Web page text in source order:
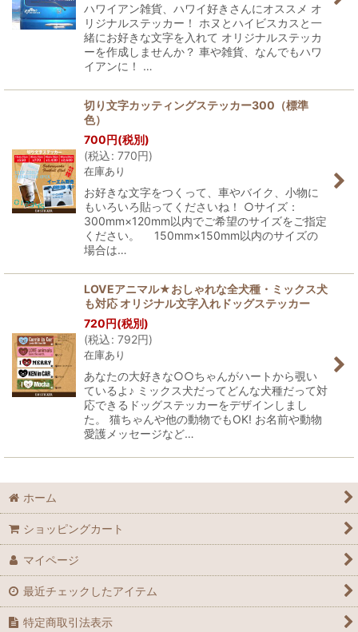
ハワイアン雑貨、ハワイ好きさんにオススメ オ
リジナルステッカー！ ホヌとハイビスカスと一
緒にお好きな文字を入れて オリジナルステッカ
ーを作成しませんか？ 車や雑貨、なんでもハワ
イアンに！ …
切り文字カッティングステッカー300（標準
色）
700円(税別)
(税込: 770円)
在庫あり
お好きな文字をつくって、車やバイク、小物に
もいろいろ貼ってくださいね！ ○サイズ：
300mm×120mm以内でご希望のサイズをご指定
ください。 150mm×150mm以内のサイズの
場合は…
LOVEアニマル★おしゃれな全犬種・ミックス犬
も対応 オリジナル文字入れドッグステッカー
720円(税別)
(税込: 792円)
在庫あり
あなたの大好きな○○ちゃんがハートから覗い
ているよ♪ ミックス犬だってどんな犬種だって対
応できるドッグステッカーをデザインしまし
た。 猫ちゃんや他の動物でもOK! お名前や動物
愛護メッセージなど…
ホーム
ショッピングカート
マイページ
最近チェックしたアイテム
特定商取引法表示